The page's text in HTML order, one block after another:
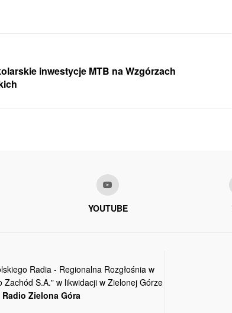
inwestycje MTB na Wzgórzach
YOUTUBE
Radia - Regionalna Rozgłośnia w
Zachód S.A." w likwidacji w Zielonej Górze
Radio Zielona Góra